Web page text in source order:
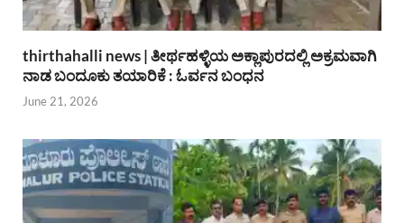
thirthahalli news | ತೀರ್ಥಹಳ್ಳಿಯ ಅಕ್ಲಾಪುರದಲ್ಲಿ ಅಕ್ರಮವಾಗಿ
ನಾಡ ಬಂದೂಕು ತಯಾರಿಕೆ : ಓರ್ವನ ಬಂಧನ
June 21, 2026